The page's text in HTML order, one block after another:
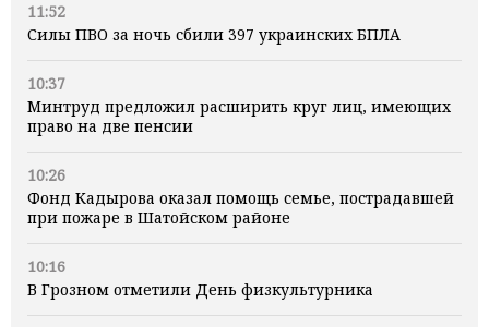
11:52
Силы ПВО за ночь сбили 397 украинских БПЛА
10:37
Минтруд предложил расширить круг лиц, имеющих
право на две пенсии
10:26
Фонд Кадырова оказал помощь семье, пострадавшей
при пожаре в Шатойском районе
10:16
В Грозном отметили День физкультурника